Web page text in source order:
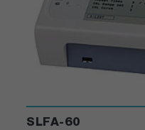
SLFA-60